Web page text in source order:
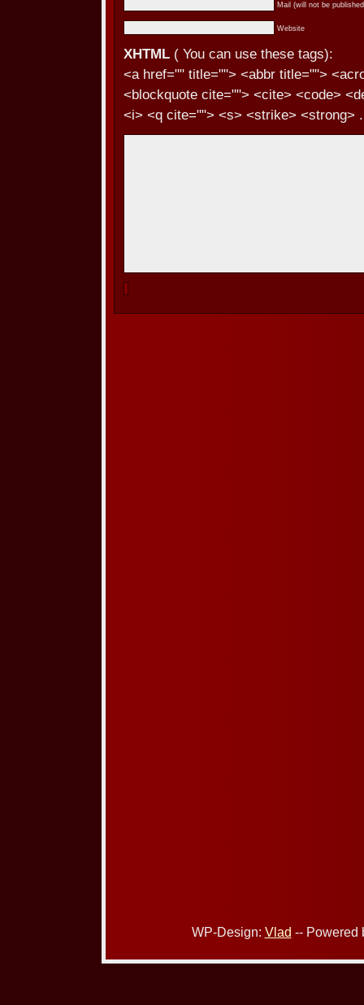
Mail (will not be
Website
XHTML ( You can use these tags):
<a href="" title=""> <abbr title="">
<blockquote cite=""> <cite> <code>
<i> <q cite=""> <s> <strike> <strong> .
WP-Design: Vlad -- Powered